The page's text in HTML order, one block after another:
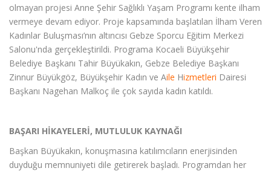
olmayan projesi Anne Şehir Sağlıklı Yaşam Programı kente ilham
vermeye devam ediyor. Proje kapsamında başlatılan İlham Veren
Kadınlar Buluşması’nın altıncısı Gebze Sporcu Eğitim Merkezi
Salonu'nda gerçekleştirildi. Programa Kocaeli Büyükşehir
Belediye Başkanı Tahir Büyükakın, Gebze Belediye Başkanı
Zinnur Büyükgöz, Büyükşehir Kadın ve Aile Hizmetleri Dairesi
Başkanı Nagehan Malkoç ile çok sayıda kadın katıldı.
BAŞARI HİKAYELERİ, MUTLULUK KAYNAĞI
Başkan Büyükakın, konuşmasına katılımcıların enerjisinden
duyduğu memnuniyeti dile getirerek başladı. Programdan her